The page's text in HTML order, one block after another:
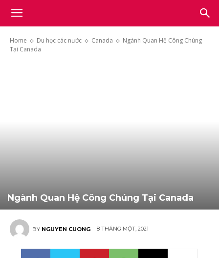
Light
Home Du học các nước Canada
Ngành Quan Hệ Công Chúng
Tại Canada
Ngành Quan Hệ Công Chúng Tại Canada
BY NGUYEN CUONG 8 THÁNG MỘT, 2021